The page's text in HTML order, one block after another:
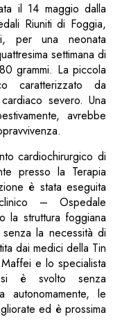
il 14 maggio dalla
Riuniti di Foggia,
per una neonata
settimana di
grammi. La piccola
caratterizzato da
severo. Una
avrebbe
cardiochirurgico di
presso la Terapia
è stata eseguita
– Ospedale
la struttura foggiana
la necessità di
dai medici della Tin
e lo specialista
si è svolto senza
autonomamente, le
ed è prossima